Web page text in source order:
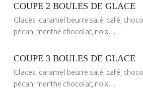
G
L
C
E
S
Posted on:
6 Juin 2020Written by:
ANDRE PICHOT
COUPE 2 BOULES DE GLACE
Glaces :caramel beurre salé, café,
pécan, menthe chocolat, noix…
Posted on:
6 Juin 2020Written by:
ANDRE PICHOT
COUPE 3 BOULES DE GLACE
Glaces :caramel beurre salé, café,
pécan, menthe chocolat, noix…